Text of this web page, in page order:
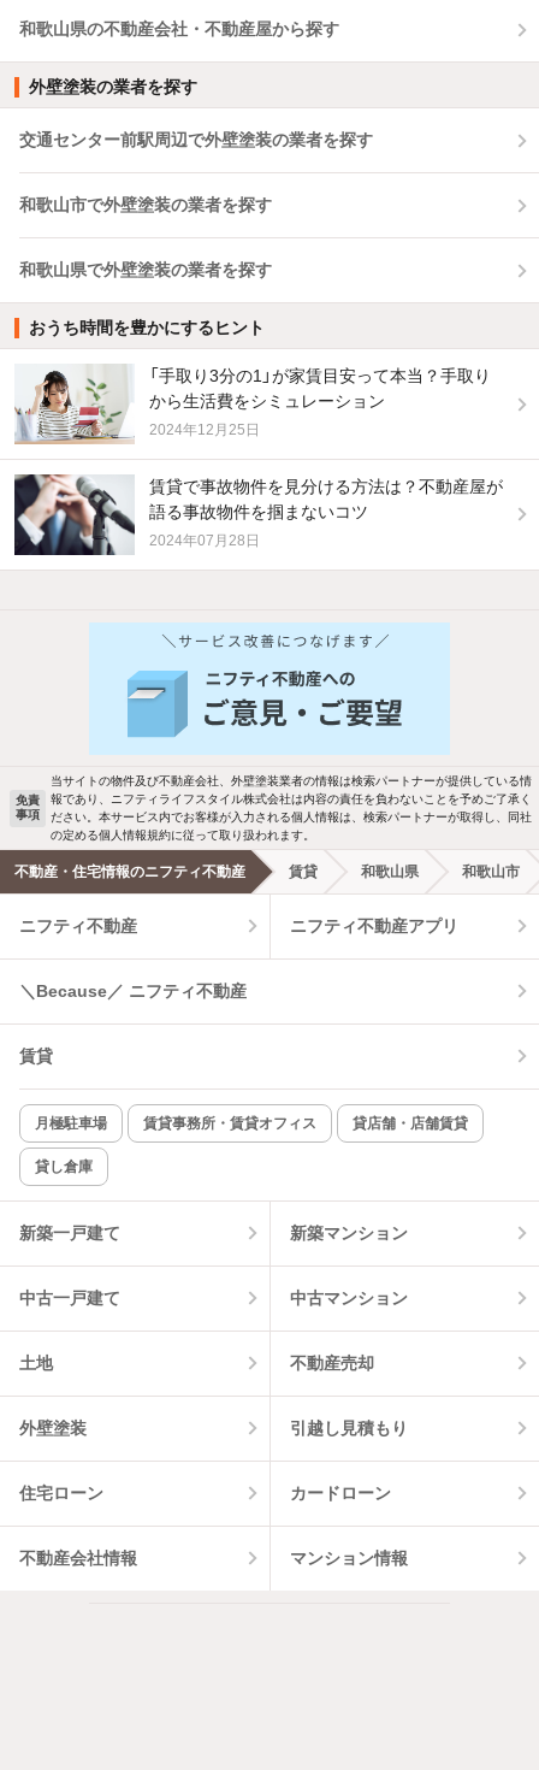
和歌山県の不動産会社・不動産屋から探す
外壁塗装の業者を探す
交通センター前駅周辺で外壁塗装の業者を探す
和歌山市で外壁塗装の業者を探す
和歌山県で外壁塗装の業者を探す
おうち時間を豊かにするヒント
「手取り3分の1」が家賃目安って本当？手取り
から生活費をシミュレーション
2024年12月25日
賃貸で事故物件を見分ける方法は？不動産屋が
語る事故物件を掴まないコツ
2024年07月28日
他の人はこんな条件で絞り込んでいます！
バス・トイレ別 2階以上
駐車場あり ペット相談
洗濯機置場あり 独立洗面台
エアコンあり 都市ガス
温水洗浄便座 オートロック
コンロ2口以上
新着のみ インターネット無料
該当件数:
6
免責
事項
当サイトの物件及び不動産会社、外壁塗装業者の情報は検索パートナーが提供している情
報であり、ニフティライフスタイル株式会社は内容の責任を負わないことを予めご了承く
ださい。本サービス内でお客様が入力される個人情報は、検索パートナーが取得し、同社
の定める個人情報規約に従って取り扱われます。
不動産・住宅情報のニフティ不動産 賃貸 和歌山県 和歌山市
ニフティ不動産 ニフティ不動産アプリ
＼Because／ ニフティ不動産
賃貸
月極駐車場 賃貸事務所・賃貸オフィス 貸店舗・店舗賃貸
貸し倉庫
新築一戸建て 新築マンション
中古一戸建て 中古マンション
土地 不動産売却
外壁塗装 引越し見積もり
住宅ローン カードローン
不動産会社情報 マンション情報